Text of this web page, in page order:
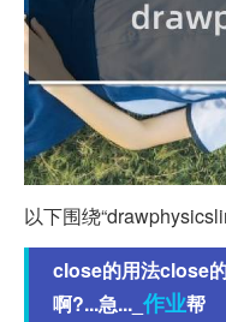
以下围绕
close的用法close
啊?...急..._ 作业帮